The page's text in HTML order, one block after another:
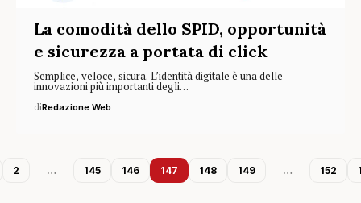
La comodità dello SPID, opportunità
e sicurezza a portata di click
Semplice, veloce, sicura. L’identità digitale è una delle
innovazioni più importanti degli…
diRedazione Web
2 … 145 146 147 148 149 … 152